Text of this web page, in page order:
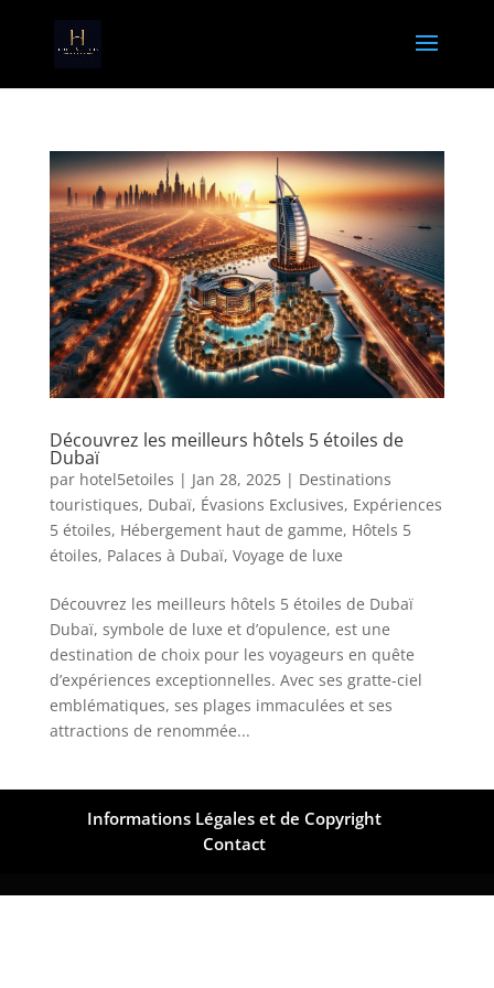
Découvrez les meilleurs hôtels 5 étoiles de
Dubaï
par hotel5etoiles | Jan 28, 2025| Destinations
touristiques, Dubaï, Évasions Exclusives, Expériences
5 étoiles, Hébergement haut de gamme, Hôtels 5
étoiles, Palaces à Dubaï, Voyage de luxe
Découvrez les meilleurs hôtels 5 étoiles de Dubaï
Dubaï, symbole de luxe et d’opulence, est une
destination de choix pour les voyageurs en quête
d’expériences exceptionnelles. Avec ses gratte-ciel
emblématiques, ses plages immaculées et ses
attractions de renommée...
Informations Légales et de Copyright
Contact